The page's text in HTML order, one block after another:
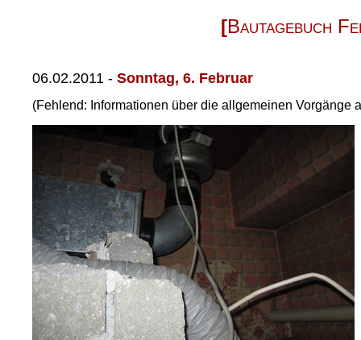
Bautagebuch
06.02.2011 - Sonntag, 6. Februar
(Fehlend: Informationen über die allgemeinen Vorgänge